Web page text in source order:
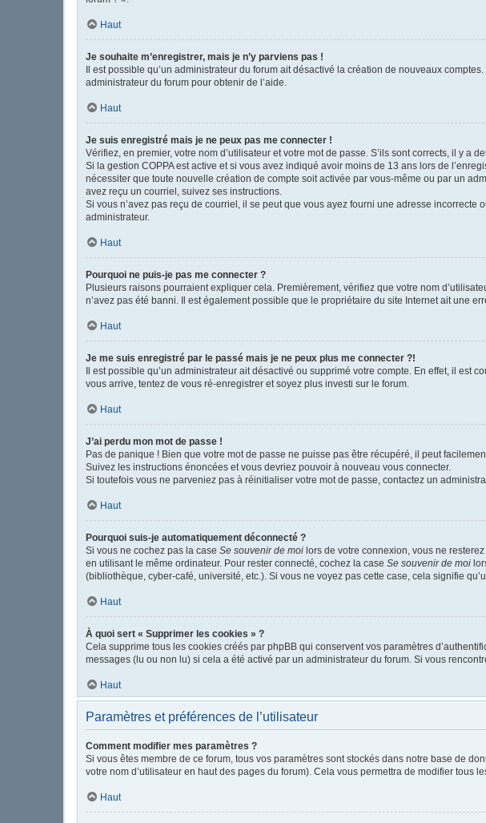
Haut
Je souhaite m’enregistrer, mais je n’y parviens pas !
Il est possible qu’un administrateur du forum ait désactivé la création de nouveaux
administrateur du forum pour obtenir de l’aide.
Haut
Je suis enregistré mais je ne peux pas me connecter !
Vérifiez, en premier, votre nom d’utilisateur et votre mot de passe. S’ils sont corrects, il y a
Si la gestion COPPA est active et si vous avez indiqué avoir moins de 13 ans lors de
nécessiter que toute nouvelle création de compte soit activée par vous-même ou par un
avez reçu un courriel, suivez ses instructions.
Si vous n’avez pas reçu de courriel, il se peut que vous ayez fourni une adresse
administrateur.
Haut
Pourquoi ne puis-je pas me connecter ?
Plusieurs raisons pourraient expliquer cela. Premièrement, vérifiez que votre nom
n’avez pas été banni. Il est également possible que le propriétaire du site Internet ait une
Haut
Je me suis enregistré par le passé mais je ne peux plus me connecter ?!
Il est possible qu’un administrateur ait désactivé ou supprimé votre compte. En effet, il
vous arrive, tentez de vous ré-enregistrer et soyez plus investi sur le forum.
Haut
J’ai perdu mon mot de passe !
Pas de panique ! Bien que votre mot de passe ne puisse pas être récupéré, il peut
Suivez les instructions énoncées et vous devriez pouvoir à nouveau vous connecter.
Si toutefois vous ne parveniez pas à réinitialiser votre mot de passe, contactez un
Haut
Pourquoi suis-je automatiquement déconnecté ?
Si vous ne cochez pas la case Se souvenir de moi lors de votre connexion, vous ne
en utilisant le même ordinateur. Pour rester connecté, cochez la case Se souvenir de moi
(bibliothèque, cyber-café, université, etc.). Si vous ne voyez pas cette case, cela signifie
Haut
À quoi sert « Supprimer les cookies » ?
Cela supprime tous les cookies créés par phpBB qui conservent vos paramètres
messages (lu ou non lu) si cela a été activé par un administrateur du forum. Si vous
Haut
Paramètres et préférences de l’utilisateur
Comment modifier mes paramètres ?
Si vous êtes membre de ce forum, tous vos paramètres sont stockés dans notre base de
votre nom d’utilisateur en haut des pages du forum). Cela vous permettra de modifier tous
Haut